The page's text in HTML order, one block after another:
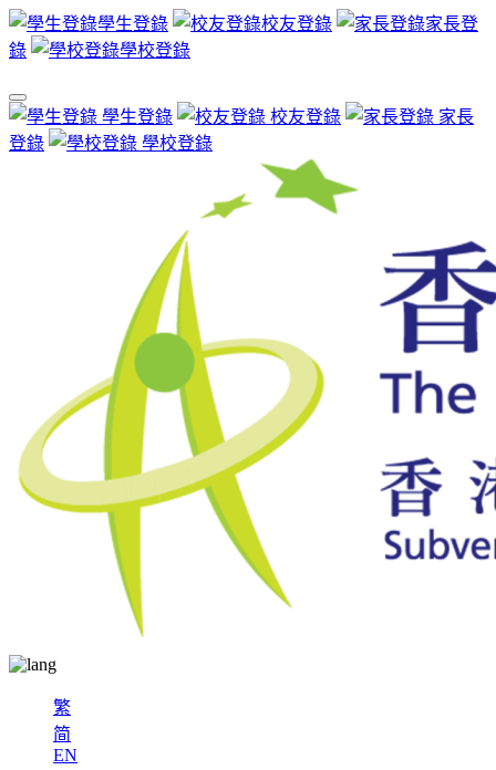
學生登錄 校友登錄
家長登
錄
學校登錄
學生登錄 校友登錄
家長
登錄
學校登錄
繁
简
EN